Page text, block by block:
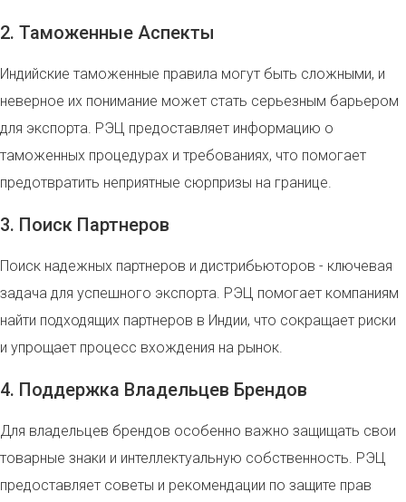
2. Таможенные Аспекты
Индийские таможенные правила могут быть сложными, и
неверное их понимание может стать серьезным барьером
для экспорта. РЭЦ предоставляет информацию о
таможенных процедурах и требованиях, что помогает
предотвратить неприятные сюрпризы на границе.
3. Поиск Партнеров
Поиск надежных партнеров и дистрибьюторов - ключевая
задача для успешного экспорта. РЭЦ помогает компаниям
найти подходящих партнеров в Индии, что сокращает риски
и упрощает процесс вхождения на рынок.
4. Поддержка Владельцев Брендов
Для владельцев брендов особенно важно защищать свои
товарные знаки и интеллектуальную собственность. РЭЦ
предоставляет советы и рекомендации по защите прав